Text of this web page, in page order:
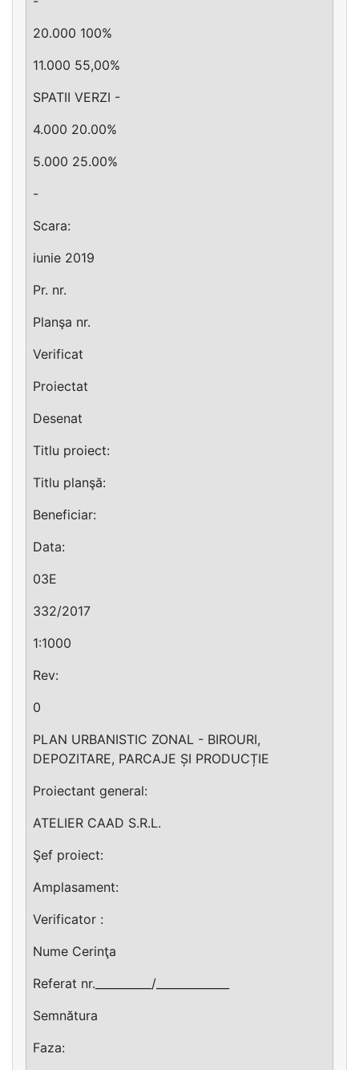
20.000 100%
11.000 55,00%
SPATII VERZI -
4.000 20.00%
5.000 25.00%
-
Scara:
iunie 2019
Pr. nr.
Planşa nr.
Verificat
Proiectat
Desenat
Titlu proiect:
Titlu planşă:
Beneficiar:
Data:
03E
332/2017
1:1000
Rev:
0
PLAN URBANISTIC ZONAL - BIROURI,
DEPOZITARE, PARCAJE ȘI PRODUCȚIE
Proiectant general:
ATELIER CAAD S.R.L.
Şef proiect:
Amplasament:
Verificator :
Nume Cerinţa
Referat nr.__________/_____________
Semnătura
Faza: